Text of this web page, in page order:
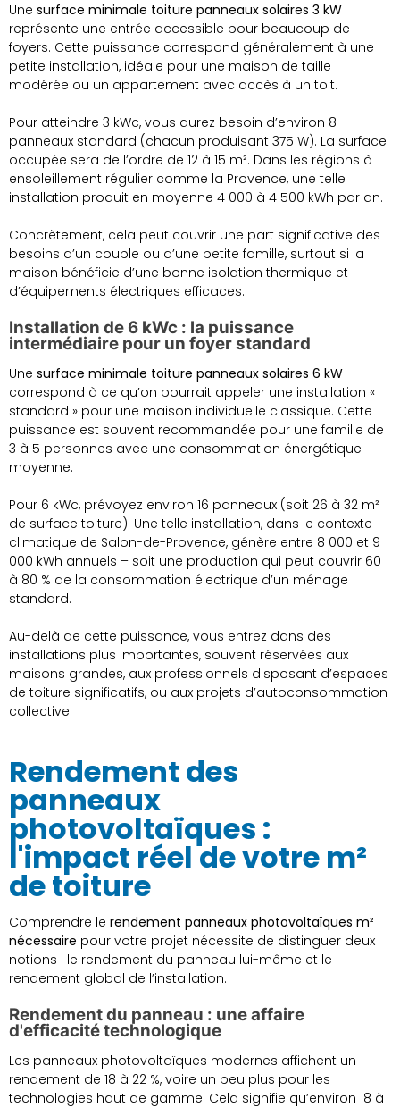
Une surface minimale toiture panneaux solaires 3 kW
représente une entrée accessible pour beaucoup de
foyers. Cette puissance correspond généralement à une
petite installation, idéale pour une maison de taille
modérée ou un appartement avec accès à un toit.
Pour atteindre 3 kWc, vous aurez besoin d’environ 8
panneaux standard (chacun produisant 375 W). La surface
occupée sera de l’ordre de 12 à 15 m². Dans les régions à
ensoleillement régulier comme la Provence, une telle
installation produit en moyenne 4 000 à 4 500 kWh par an.
Concrètement, cela peut couvrir une part significative des
besoins d’un couple ou d’une petite famille, surtout si la
maison bénéficie d’une bonne isolation thermique et
d’équipements électriques efficaces.
Installation de 6 kWc : la puissance
intermédiaire pour un foyer standard
Une surface minimale toiture panneaux solaires 6 kW
correspond à ce qu’on pourrait appeler une installation «
standard » pour une maison individuelle classique. Cette
puissance est souvent recommandée pour une famille de
3 à 5 personnes avec une consommation énergétique
moyenne.
Pour 6 kWc, prévoyez environ 16 panneaux (soit 26 à 32 m²
de surface toiture). Une telle installation, dans le contexte
climatique de Salon-de-Provence, génère entre 8 000 et 9
000 kWh annuels – soit une production qui peut couvrir 60
à 80 % de la consommation électrique d’un ménage
standard.
Au-delà de cette puissance, vous entrez dans des
installations plus importantes, souvent réservées aux
maisons grandes, aux professionnels disposant d’espaces
de toiture significatifs, ou aux projets d’autoconsommation
collective.
Rendement des
panneaux
photovoltaïques :
l'impact réel de votre m²
de toiture
Comprendre le rendement panneaux photovoltaïques m²
nécessaire pour votre projet nécessite de distinguer deux
notions : le rendement du panneau lui-même et le
rendement global de l’installation.
Rendement du panneau : une affaire
d'efficacité technologique
Les panneaux photovoltaïques modernes affichent un
rendement de 18 à 22 %, voire un peu plus pour les
technologies haut de gamme. Cela signifie qu’environ 18 à